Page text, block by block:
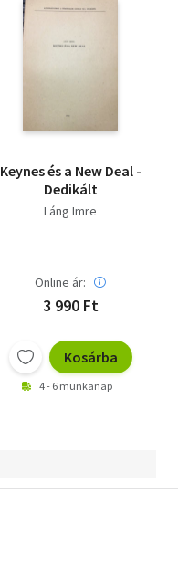
Keynes és a New Deal -
Dedikált
Láng Imre
Online ár:
3 990 Ft
Kosárba
4 - 6 munkanap